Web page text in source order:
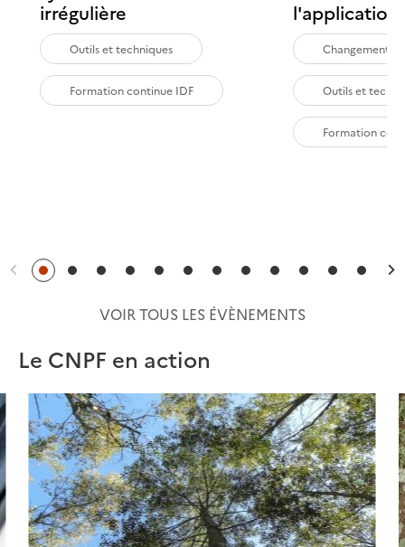
irrégulière
Outils et techniques
Formation continue IDF
l'application
Changement
Outils et
Formation
VOIR TOUS LES ÉVÈNEMENTS
Le CNPF en action